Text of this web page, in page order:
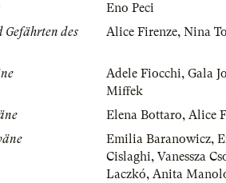
Eno Peci
des
Alice Firenze, Nina
Adele Fiocchi, Gala
Miffek
Elena Bottaro, Alice
Emilia Baranowicz,
Cislaghi, Vanessza
Laczkó, Anita